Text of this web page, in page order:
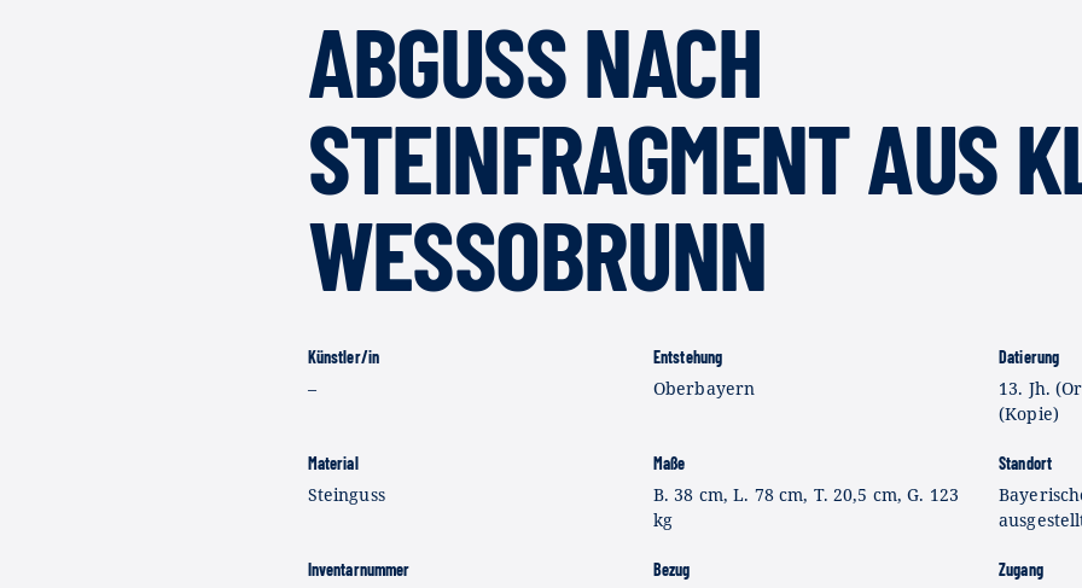
ABGUSS NACH S
TEINFRAGMENT AUS
ESSOBRUNN
Künstler/in
–
Entstehung
Oberbayern
Datierung
13. Jh.
(Kopie)
Material
Steinguss
Maße
B. 38 cm, L. 78 cm, T. 20,5 cm, G. 123
kg
Standort
Inventarnummer Bezug Zugang